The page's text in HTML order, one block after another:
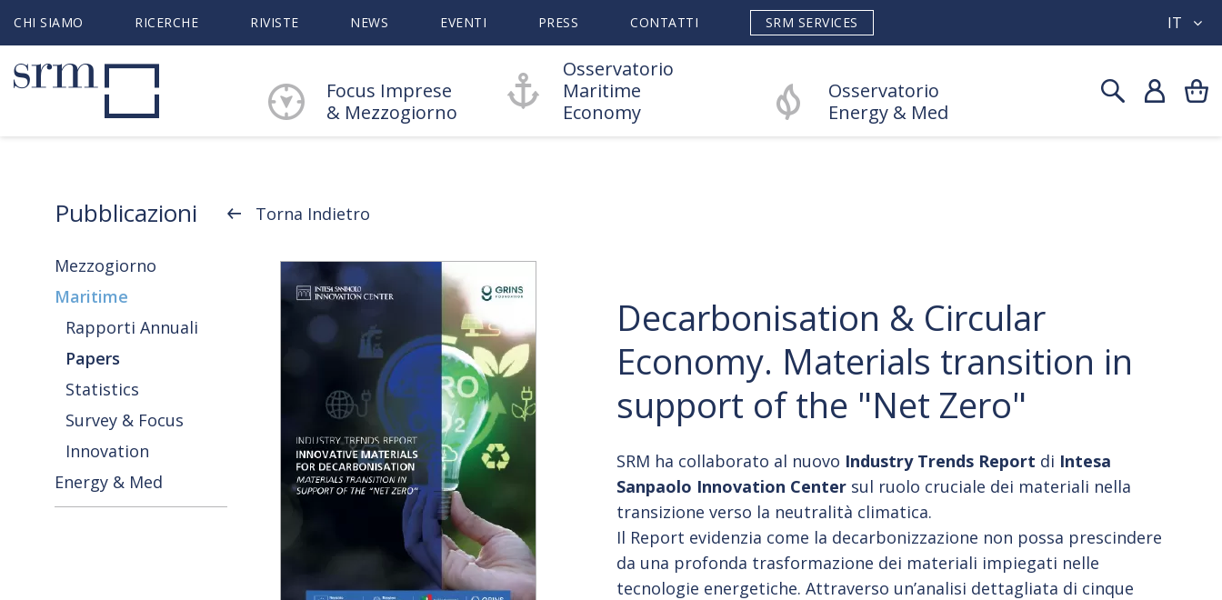
CHI SIAMO RICERCHE RIVISTE NEWS EVENTI PRESS CONTATTI SRM SERVICES IT
Focus Imprese
& Mezzogiorno
Osservatorio
Maritime
Economy
Osservatorio
Energy & Med
Pubblicazioni
Mezzogiorno
Maritime
Rapporti Annuali
Papers
Statistics
Survey & Focus
Innovation
Energy & Med
Torna Indietro
Decarbonisation & Circular
Economy. Materials transition in
support of the "Net Zero"
SRM ha collaborato al nuovo Industry Trends Report di Intesa
Sanpaolo Innovation Centersul ruolo cruciale dei materiali nella
transizione verso la neutralità climatica.
Il Report evidenzia come la decarbonizzazione non possa prescindere
da una profonda trasformazione dei materiali impiegati nelle
tecnologie energetiche. Attraverso un’analisi dettagliata di cinque